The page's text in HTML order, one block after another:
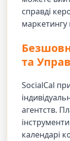
справді
та
SocialCal
агентств.
календарі